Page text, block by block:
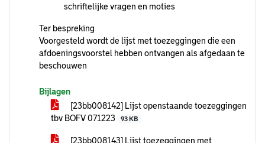
schriftelijke vragen en moties
Ter bespreking
Voorgesteld wordt de lijst met toezeggingen die een
afdoeningsvoorstel hebben ontvangen als afgedaan te
beschouwen
Bijlagen
[23bb008142] Lijst openstaande toezeggingen
tbv BOFV 071223
93 KB
[23bb008143] Lijst toezeggingen met